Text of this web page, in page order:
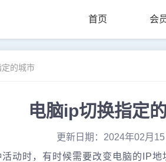
首页 会
的城市
电脑ip切换指定
更新日期：2024年02月15
动时，有时候需要改变电脑的IP